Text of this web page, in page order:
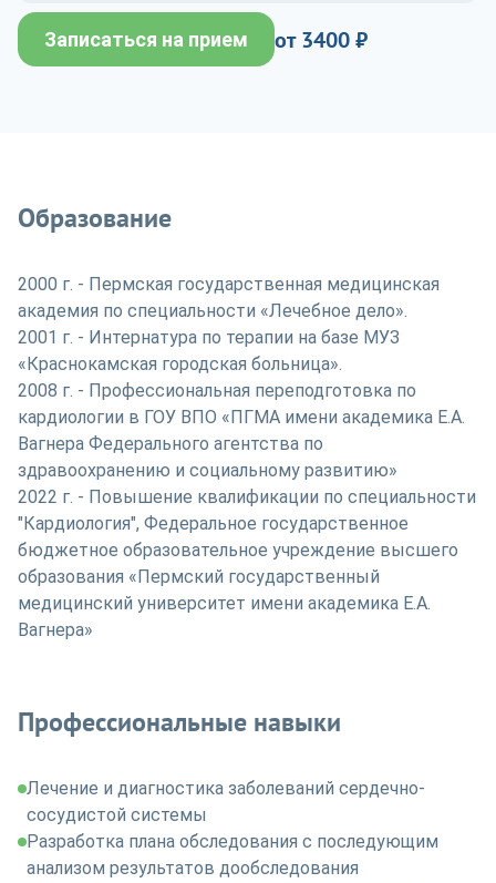
Записаться на прием от 3400 ₽
Образование
2000 г. - Пермская государственная медицинская
академия по специальности «Лечебное дело».
2001 г. - Интернатура по терапии на базе МУЗ
«Краснокамская городская больница».
2008 г. - Профессиональная переподготовка по
кардиологии в ГОУ ВПО «ПГМА имени академика Е.А.
Вагнера Федерального агентства по
здравоохранению и социальному развитию»
2022 г. - Повышение квалификации по специальности
"Кардиология", Федеральное государственное
бюджетное образовательное учреждение высшего
образования «Пермский государственный
медицинский университет имени академика Е.А.
Вагнера»
Профессиональные навыки
Лечение и диагностика заболеваний сердечно-
сосудистой системы
Разработка плана обследования с последующим
анализом результатов дообследования